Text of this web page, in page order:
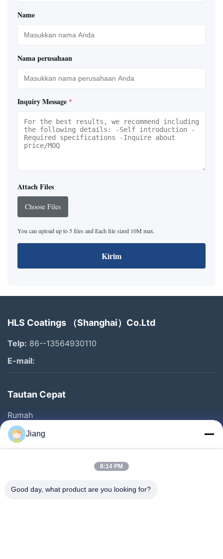
Name
Nama perusahaan
Inquiry Message *
Attach Files
Choose Files
You can upload up to 5 files and Each file sized 10M max.
Kirim
HLS Coatings （Shanghai）Co.Ltd
Telp: 86--13564930110
E-mail:
Tautan Cepat
Rumah
Produk
Video
Tentang Kami
Jiang
8:14 PM
Good day, what product are you looking for?